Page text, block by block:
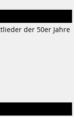
der 50er Jahre